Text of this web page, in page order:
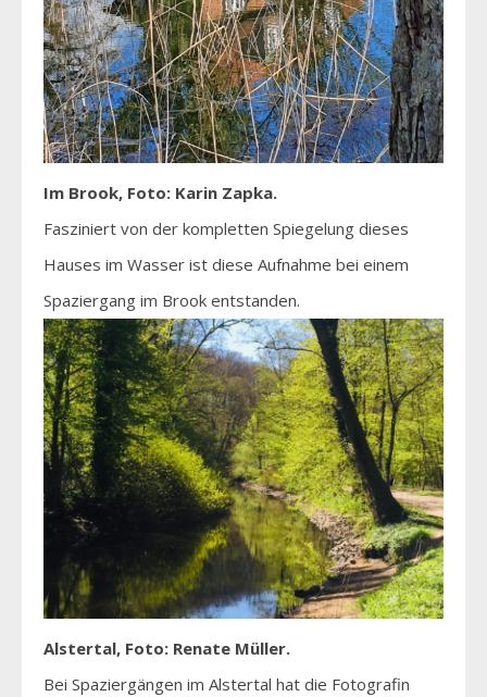
Im Brook, Foto: Karin Zapka.
Fasziniert von der kompletten Spiegelung dieses
Hauses im Wasser ist diese Aufnahme bei einem
Spaziergang im Brook entstanden.
Alstertal, Foto: Renate Müller.
Bei Spaziergängen im Alstertal hat die Fotografin